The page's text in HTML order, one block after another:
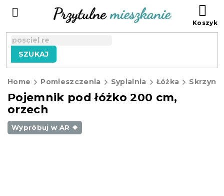
SZUKAJ
Home Pomieszczenia Sypialnia Łóżka
Pojemnik pod łóżko 200 cm,
orzech
Wypróbuj w AR ❖